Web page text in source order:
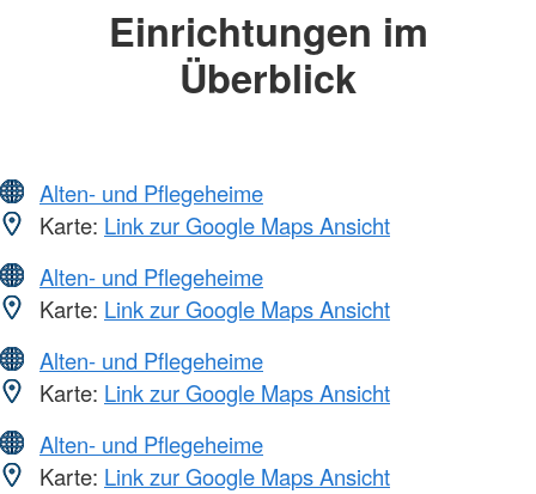
Einrichtungen im
Überblick
Alten- und Pflegeheime
Karte: Link zur Google Maps Ansicht
Alten- und Pflegeheime
Karte: Link zur Google Maps Ansicht
Alten- und Pflegeheime
Karte: Link zur Google Maps Ansicht
Alten- und Pflegeheime
Karte: Link zur Google Maps Ansicht